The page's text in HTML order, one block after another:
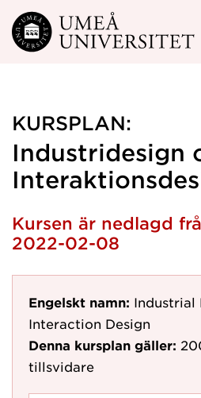
Hoppa direkt till innehållet
KURSPLAN:
Industridesign
Kursen är nedlagd
2022-02-08
Engelskt namn: Industrial
Interaction Design
Denna kursplan gäller:
tillsvidare